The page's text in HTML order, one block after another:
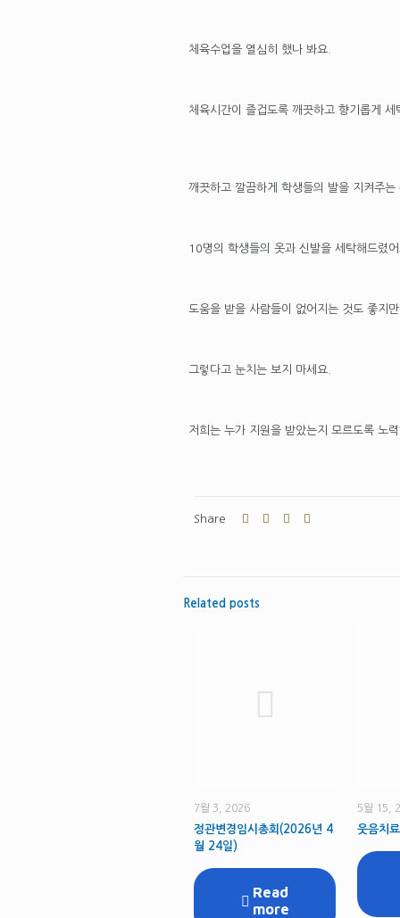
체육수업을 열심히 했나 봐요.
체육시간이 즐겁도록 깨끗하고 향기롭게 세
깨끗하고 깔끔하게 학생들의 발을 지켜주는
10명의 학생들의 옷과 신발을 세탁해드렸
도움을 받을 사람들이 없어지는 것도 좋지만
그렇다고 눈치는 보지 마세요.
저희는 누가 지원을 받았는지 모르도록 노
Share
Related posts
7월 3, 2026
정관변경임시총회(2026년 4
월 24일)
Read
more
5월 15,
웃음치